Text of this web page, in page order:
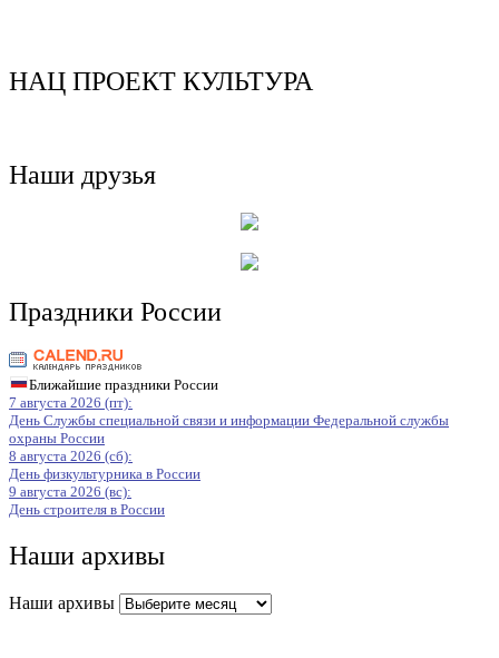
НАЦ ПРОЕКТ КУЛЬТУРА
Наши друзья
Праздники России
Ближайшие праздники России
7 августа 2026 (пт):
День Службы специальной связи и информации Федеральной службы
охраны России
8 августа 2026 (сб):
День физкультурника в России
9 августа 2026 (вс):
День строителя в России
Наши архивы
Наши архивы